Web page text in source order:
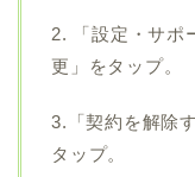
2. 「設定・サポ
更」をタップ。
3.「契約を解除
タップ。